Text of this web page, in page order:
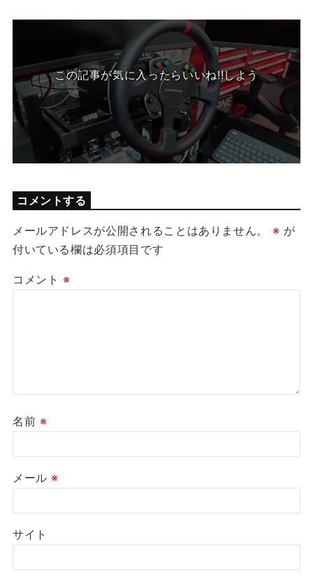
この記事が気に入ったらいいね!!しよう
コメントする
メールアドレスが公開されることはありません。 ※ が
付いている欄は必須項目です
コメント ※
名前 ※
メール ※
サイト